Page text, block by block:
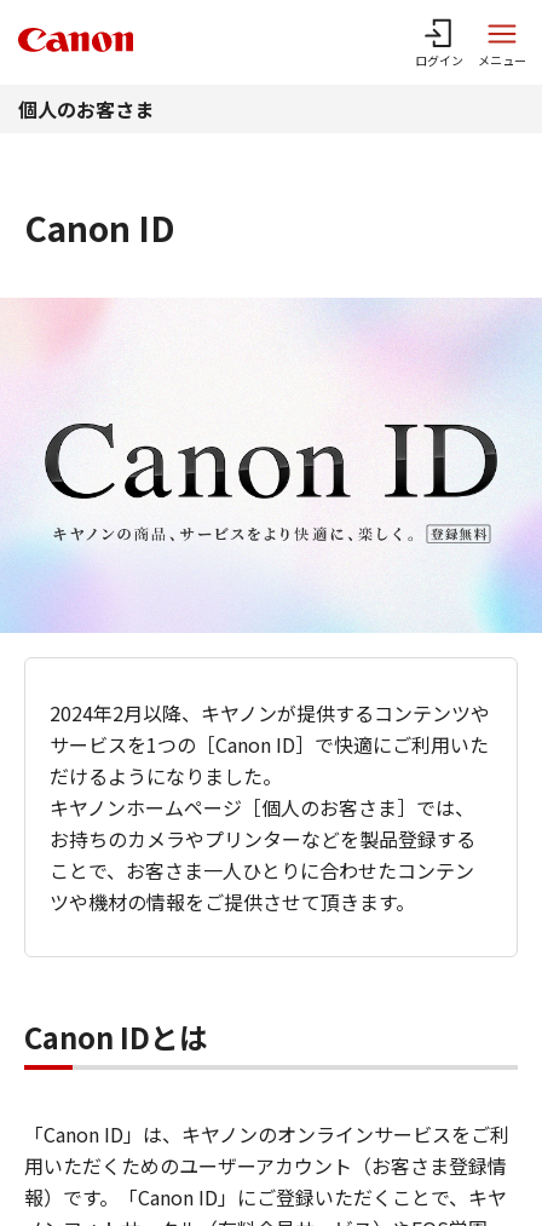
ログイン メニュー
個人のお客さま
Canon ID
2024年2月以降、キヤノンが提供するコンテンツや
サービスを1つの［Canon ID］で快適にご利用いた
だけるようになりました。
キヤノンホームページ［個人のお客さま］では、
お持ちのカメラやプリンターなどを製品登録する
ことで、お客さま一人ひとりに合わせたコンテン
ツや機材の情報をご提供させて頂きます。
Canon IDとは
「Canon ID」は、キヤノンのオンラインサービスをご利
用いただくためのユーザーアカウント（お客さま登録情
報）です。「Canon ID」にご登録いただくことで、キヤ